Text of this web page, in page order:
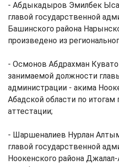
- Абдыкадыров Эмилбек
главой государственной
Башинского района
произведено из
- Осмонов Абдрахман
занимаемой должности
администрации - акима
Абадской области по итогам
аттестации;
- Шаршеналиев Нурлан
главой государственной
Ноокенского района